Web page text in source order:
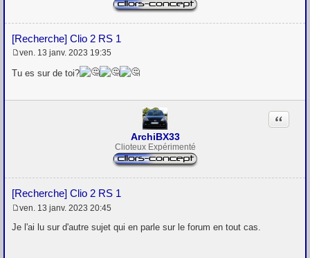
[Recherche] Clio 2 RS 1
e
a
ven. 13 janv. 2023 19:35
Tu es sur de toi?
ArchiBX33
Clioteux Expérimenté
[Recherche] Clio 2 RS 1
Citation
e
ven. 13 janv. 2023 20:45
Je l'ai lu sur d'autre sujet qui en parle sur le forum en tout cas.